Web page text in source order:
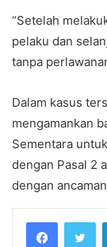
“Setelah
pelaku dan
tanpa
Dalam kasus
mengamankan
Sementara
dengan Pasal 2
dengan